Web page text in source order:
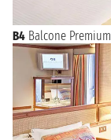
B4 Balcone Premium